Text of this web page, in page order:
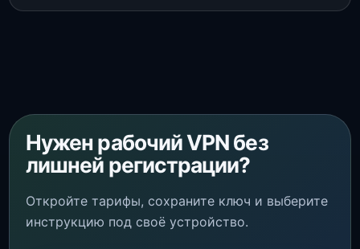
Нужен рабочий VPN без
лишней регистрации?
Откройте тарифы, сохраните ключ и выберите
инструкцию под своё устройство.